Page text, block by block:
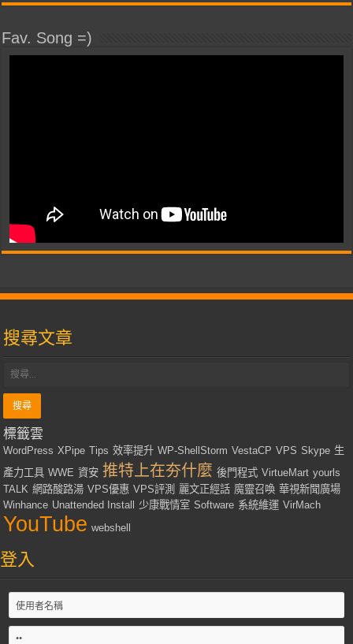
Fav. Song =)
搜尋文章
標籤雲
WordPress XPipe Tips 效率提升 WP-ShellStorm VestaCP VPS Skype 生
產力工具 WWE 資安 推特上在夯什麼 後門程式 VirtueMart yourls
TALK 網路酸路湯 VPS優惠 VPS評測 麗文正經話 魔靈召喚 華視新聞廣場
Winhance Unattended Install 少康戰情室 Software 系統維運 VirMach
YouTube webshell
登入